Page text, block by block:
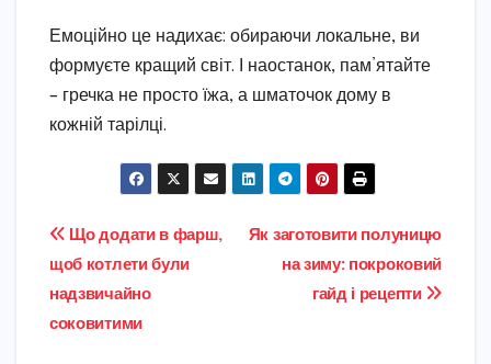
Емоційно це надихає: обираючи локальне, ви
формуєте кращий світ. І наостанок, пам’ятайте
– гречка не просто їжа, а шматочок дому в
кожній тарілці.
Навігація
записів
Як заготовити полуницю
на зиму: покроковий
гайд і рецепти
Що додати в фарш,
щоб котлети були
надзвичайно
соковитими